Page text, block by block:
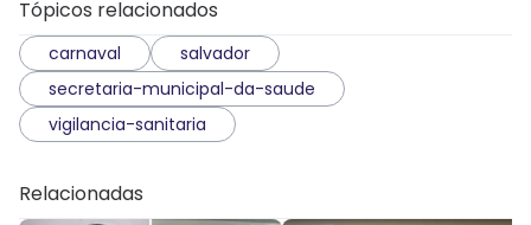
Tópicos relacionados
carnaval
salvador
secretaria-municipal-da-saude
vigilancia-sanitaria
Relacionadas